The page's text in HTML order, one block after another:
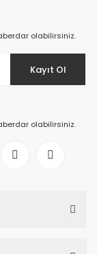
olabilirsiniz.
Kayıt Ol
olabilirsiniz.